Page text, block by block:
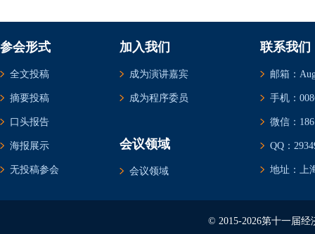
参会形式
全文投稿
摘要投稿
口头报告
海报展示
无投稿参会
加入我们
成为演讲嘉宾
成为程序委员
会议领域
会议领域
联系我们
邮箱：
手机：
微信：
QQ：
地址：上
© 2015-2026第十一届